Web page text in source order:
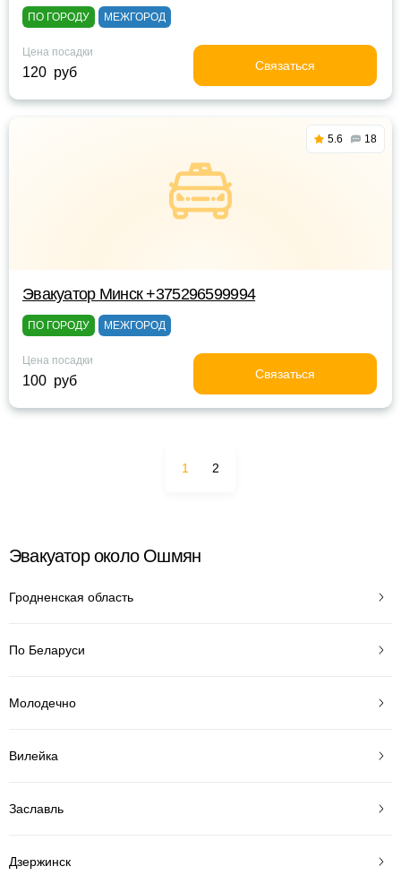
ПО ГОРОДУ МЕЖГОРОД
Цена посадки
120 руб Связаться
5.6 18
Эвакуатор Минск +375296599994
ПО ГОРОДУ МЕЖГОРОД
Цена посадки
100 руб Связаться
1 2
Эвакуатор около Ошмян
Гродненская область
По Беларуси
Молодечно
Вилейка
Заславль
Дзержинск